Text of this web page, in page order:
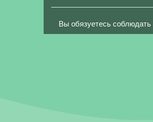
Вы обязуетесь соблюдать